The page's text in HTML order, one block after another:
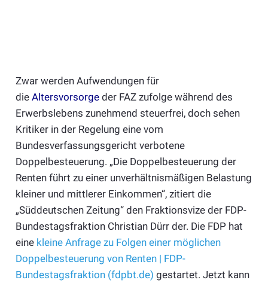
Zwar werden Aufwendungen für
die Altersvorsorge der FAZ zufolge während des
Erwerbslebens zunehmend steuerfrei, doch sehen
Kritiker in der Regelung eine vom
Bundesverfassungsgericht verbotene
Doppelbesteuerung. „Die Doppelbesteuerung der
Renten führt zu einer unverhältnismäßigen Belastung
kleiner und mittlerer Einkommen“, zitiert die
„Süddeutschen Zeitung“ den Fraktionsvize der FDP-
Bundestagsfraktion Christian Dürr der. Die FDP hat
eine kleine Anfrage zu Folgen einer möglichen
Doppelbesteuerung von Renten | FDP-
Bundestagsfraktion (fdpbt.de) gestartet. Jetzt kann